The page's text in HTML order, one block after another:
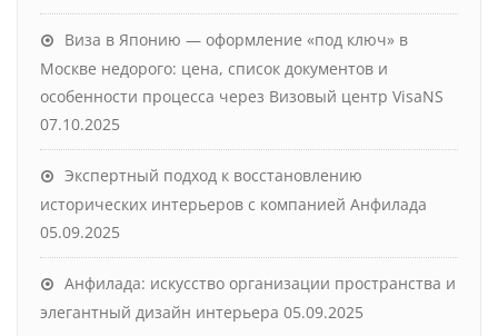
Виза в Японию — оформление «под ключ» в
Москве недорого: цена, список документов и
особенности процесса через Визовый центр VisaNS
07.10.2025
Экспертный подход к восстановлению
исторических интерьеров с компанией Анфилада
05.09.2025
Анфилада: искусство организации пространства и
элегантный дизайн интерьера 05.09.2025